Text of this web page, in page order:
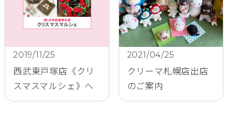
西武東戸塚店《クリ
スマスマルシェ》へ
2019/11/25
クリーマ札幌店出店
のご案内
2021/04/25